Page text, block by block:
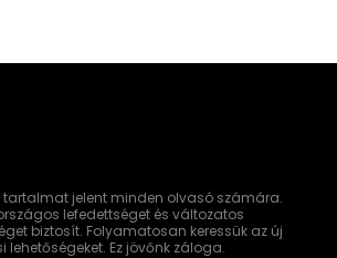
tartalmat jelent minden olvasó számára.
lefedettséget és változatos
biztosít. Folyamatosan keressük az új
lehetőségeket. Ez jövőnk záloga.